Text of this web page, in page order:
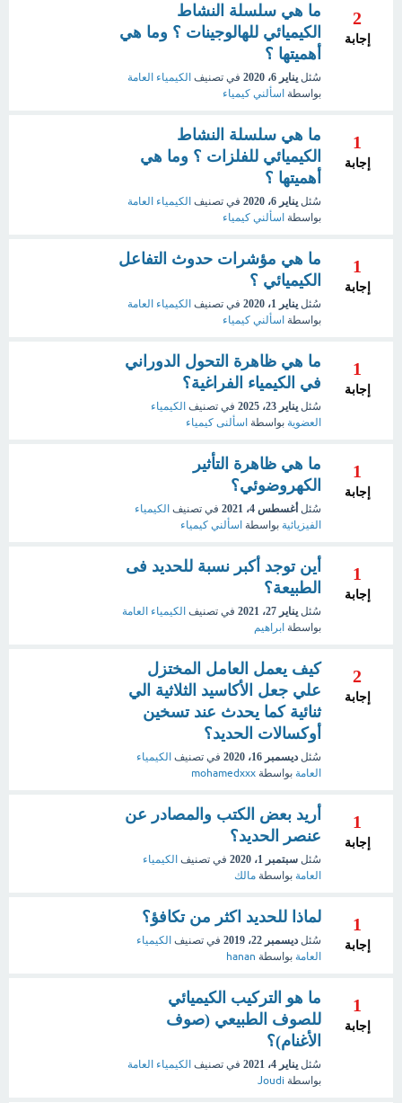
2
إجابة
ما هي سلسلة النشاط
الكيميائي للهالوجينات ؟ وما هي
أهميتها ؟
سُئل يناير 6، 2020 في تصنيف الكيمياء العامة
بواسطة اسألني كيمياء
1
إجابة
ما هي سلسلة النشاط
الكيميائي للفلزات ؟ وما هي
أهميتها ؟
سُئل يناير 6، 2020 في تصنيف الكيمياء العامة
بواسطة اسألني كيمياء
1
إجابة
ما هي مؤشرات حدوث التفاعل
الكيميائي ؟
سُئل يناير 1، 2020 في تصنيف الكيمياء العامة
بواسطة اسألني كيمياء
1
إجابة
ما هي ظاهرة التحول الدوراني
في الكيمياء الفراغية؟
سُئل يناير 23، 2025 في تصنيف الكيمياء
العضوية بواسطة اسألنى كيمياء
1
إجابة
ما هي ظاهرة التأثير
الكهروضوئي؟
سُئل أغسطس 4، 2021 في تصنيف الكيمياء
الفيزيائية بواسطة اسألني كيمياء
1
إجابة
أين توجد أكبر نسبة للحديد فى
الطبيعة؟
سُئل يناير 27، 2021 في تصنيف الكيمياء العامة
بواسطة ابراهيم
2
إجابة
كيف يعمل العامل المختزل
علي جعل الأكاسيد الثلاثية الي
ثنائية كما يحدث عند تسخين
أوكسالات الحديد؟
سُئل ديسمبر 16، 2020 في تصنيف الكيمياء
العامة بواسطة mohamedxxx
1
إجابة
أريد بعض الكتب والمصادر عن
عنصر الحديد؟
سُئل سبتمبر 1، 2020 في تصنيف الكيمياء
العامة بواسطة مالك
1
إجابة
لماذا للحديد اكثر من تكافؤ؟
سُئل ديسمبر 22، 2019 في تصنيف الكيمياء
العامة بواسطة hanan
1
إجابة
ما هو التركيب الكيميائي
للصوف الطبيعي (صوف
الأغنام)؟
سُئل يناير 4، 2021 في تصنيف الكيمياء العامة
بواسطة Joudi